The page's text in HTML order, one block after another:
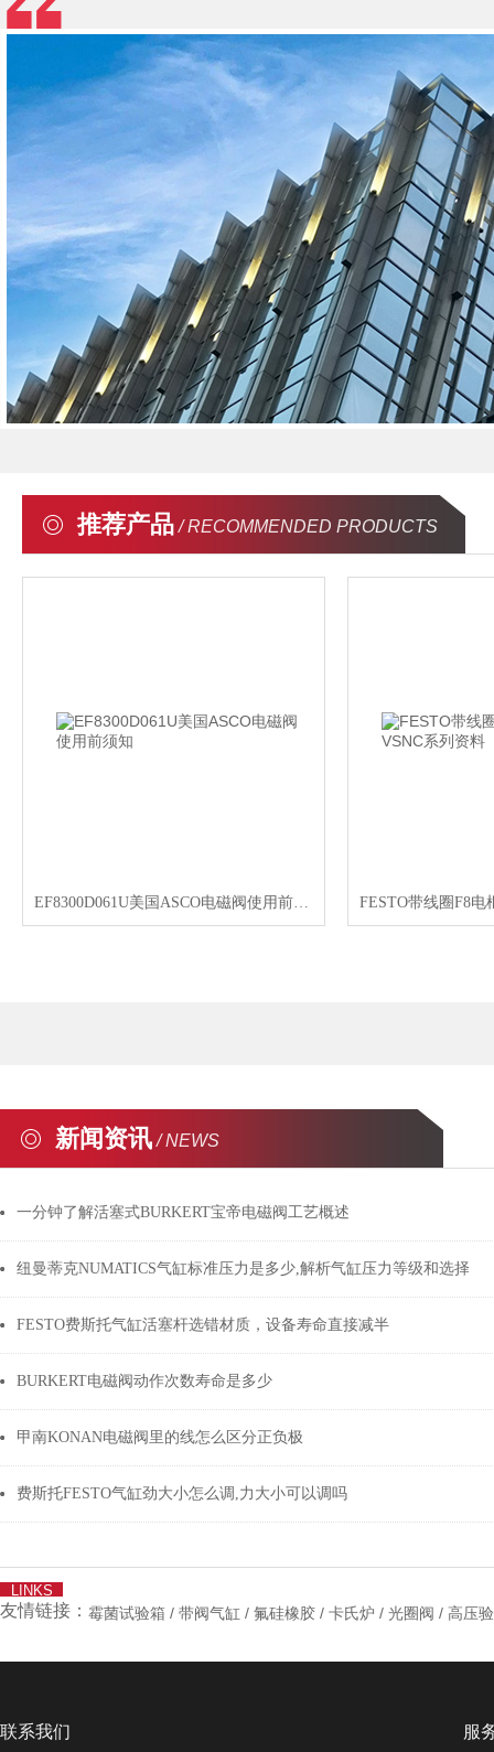
推荐产品 / RECOMMENDED PRODUCTS
新闻资讯 / NEWS
一分钟了解活塞式BURKERT宝帝电磁阀工艺概述
纽曼蒂克NUMATICS气缸标准压力是多少,解析气缸压力等级和选择
FESTO费斯托气缸活塞杆选错材质，设备寿命直接减半
BURKERT电磁阀动作次数寿命是多少
甲南KONAN电磁阀里的线怎么区分正负极
费斯托FESTO气缸劲大小怎么调,力大小可以调吗
LINKS
友情链接： 霉菌试验箱 / 带阀气缸 / 氟硅橡胶 / 卡氏炉 / 光圈阀 / 高压
联系我们 服